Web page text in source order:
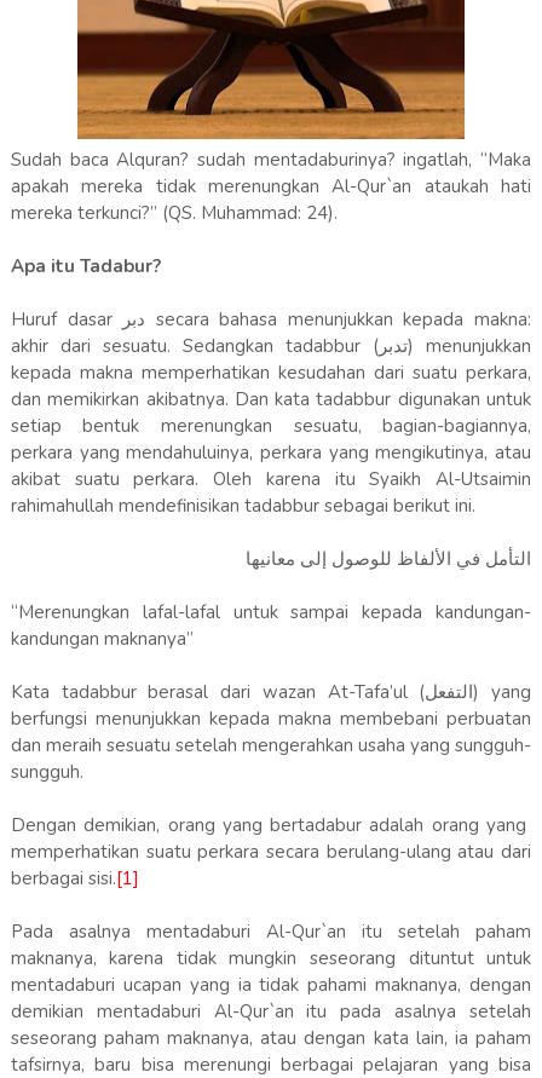
Sudah baca Alquran? sudah mentadaburinya? ingatlah, “Maka
apakah mereka tidak merenungkan Al-Qur`an ataukah hati
mereka terkunci?” (QS. Muhammad: 24).
Apa itu Tadabur?
Huruf dasar دبر secara bahasa menunjukkan kepada makna:
akhir dari sesuatu. Sedangkan tadabbur (تدبر) menunjukkan
kepada makna memperhatikan kesudahan dari suatu perkara,
dan memikirkan akibatnya. Dan kata tadabbur digunakan untuk
setiap bentuk merenungkan sesuatu, bagian-bagiannya,
perkara yang mendahuluinya, perkara yang mengikutinya, atau
akibat suatu perkara. Oleh karena itu Syaikh Al-Utsaimin
rahimahullah mendefinisikan tadabbur sebagai berikut ini.
التأمل في الألفاظ للوصول إلى معانيها
“Merenungkan lafal-lafal untuk sampai kepada kandungan-
kandungan maknanya”
Kata tadabbur berasal dari wazan At-Tafa’ul (التفعل) yang
berfungsi menunjukkan kepada makna membebani perbuatan
dan meraih sesuatu setelah mengerahkan usaha yang sungguh-
sungguh.
Dengan demikian, orang yang bertadabur adalah orang yang
memperhatikan suatu perkara secara berulang-ulang atau dari
berbagai sisi.[1]
Pada asalnya mentadaburi Al-Qur`an itu setelah paham
maknanya, karena tidak mungkin seseorang dituntut untuk
mentadaburi ucapan yang ia tidak pahami maknanya, dengan
demikian mentadaburi Al-Qur`an itu pada asalnya setelah
seseorang paham maknanya, atau dengan kata lain, ia paham
tafsirnya, baru bisa merenungi berbagai pelajaran yang bisa